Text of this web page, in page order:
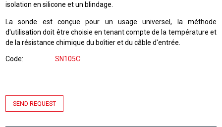
isolation en silicone et un blindage.
La sonde est conçue pour un usage universel, la méthode
d'utilisation doit être choisie en tenant compte de la température et
de la résistance chimique du boîtier et du câble d'entrée.
Code SN105C
SEND REQUEST